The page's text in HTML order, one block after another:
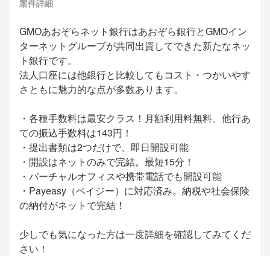
案件詳細
GMOあおぞらネット銀行はあおぞら銀行とGMOイン
ターネットグループが共同出資してできた新たなネッ
ト銀行です。
法人口座には他銀行と比較してもコスト・つかいやす
さともに魅力的な点が多数あります。
・各種手数料は最安クラス！月額利用料無料、他行あ
ての振込手数料は143円！
・提出書類は2つだけで、即日開設可能
・開設はネットのみで完結。最短15分！
・バーチャルオフィスや携帯電話でも開設可能
・Payeasy（ペイジー）に対応済み。納税や社会保険
の納付がネットで完結！
少しでも気になった方は一度詳細を確認してみてくだ
さい！